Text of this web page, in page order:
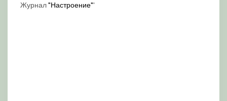
Журнал"Настроение"'